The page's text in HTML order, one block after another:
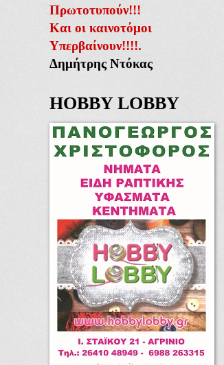
Πρωτοτυπούν!!!
Και οι καινοτόμοι
Υπερβαίνουν!!!!.
Δημήτρης Ντόκας
HOBBY LOBBY